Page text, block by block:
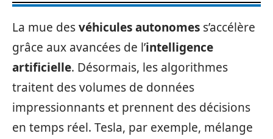
La mue desvéhicules autonomes s’accélère
grâce aux avancées de l’intelligence
artificielle. Désormais, les algorithmes
traitent des volumes de données
impressionnants et prennent des décisions
en temps réel. Tesla, par exemple, mélange